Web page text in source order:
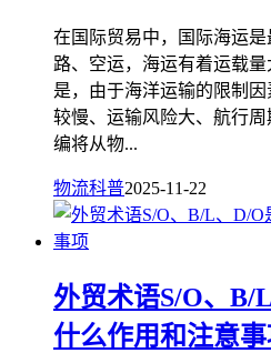
在国际贸易中，国际海运
路、空运，海运有着运载
是，由于海洋运输的限制
较慢、运输风险大、航行
编将从物...
物流科普2025-11-22
外贸术语S/O、B/
什么作用和注意